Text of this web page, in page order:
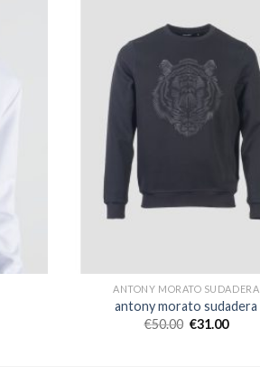
ANTONY MORATO SUDADERA
antony morato sudadera
€50.00 €31.00